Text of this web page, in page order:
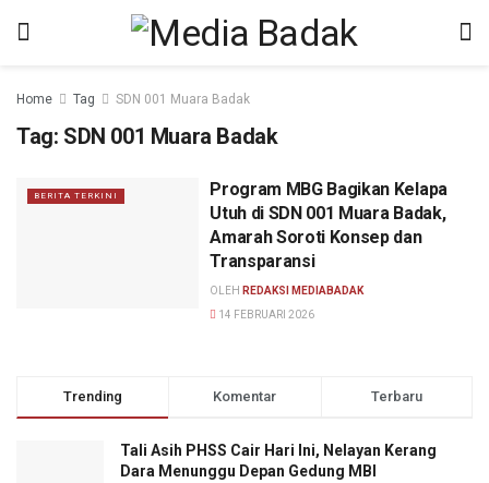
Home Tag SDN 001 Muara Badak
Tag: SDN 001 Muara Badak
BERITA TERKINI
Program MBG Bagikan Kelapa
Utuh di SDN 001 Muara Badak,
Amarah Soroti Konsep dan
Transparansi
OLEH REDAKSI MEDIABADAK
14 FEBRUARI 2026
Trending Komentar Terbaru
Tali Asih PHSS Cair Hari Ini, Nelayan Kerang
Dara Menunggu Depan Gedung MBI